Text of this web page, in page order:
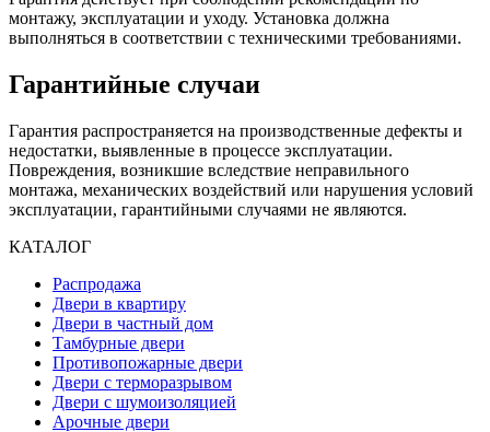
монтажу, эксплуатации и уходу. Установка должна
выполняться в соответствии с техническими требованиями.
Гарантийные случаи
Гарантия распространяется на производственные дефекты и
недостатки, выявленные в процессе эксплуатации.
Повреждения, возникшие вследствие неправильного
монтажа, механических воздействий или нарушения условий
эксплуатации, гарантийными случаями не являются.
КАТАЛОГ
Распродажа
Двери в квартиру
Двери в частный дом
Тамбурные двери
Противопожарные двери
Двери с терморазрывом
Двери с шумоизоляцией
Арочные двери